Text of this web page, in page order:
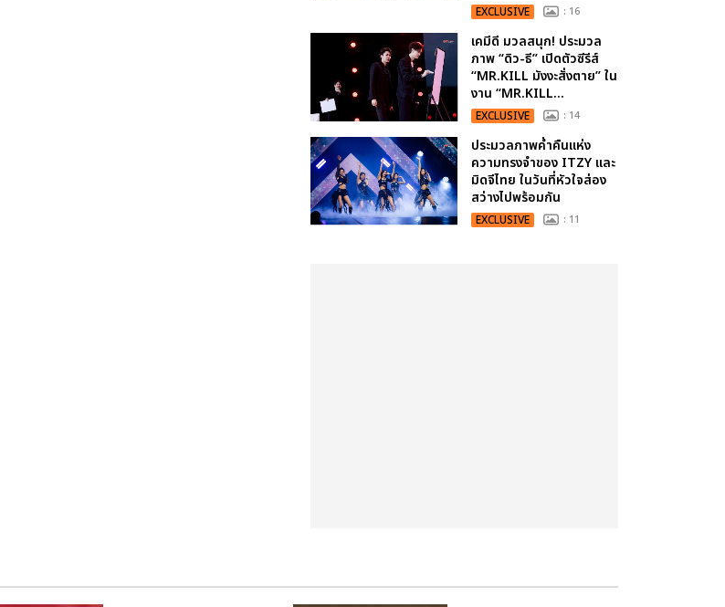
EXCLUSIVE : 16
เคมีดี มวลสนุก! ประมวล
ภาพ “ดิว-ธี” เปิดตัวซีรีส์
“MR.KILL มังงะสั่งตาย” ใน
งาน “MR.KILL...
EXCLUSIVE : 14
ประมวลภาพค่ำคืนแห่ง
ความทรงจำของ ITZY และ
มิดจีไทย ในวันที่หัวใจส่อง
สว่างไปพร้อมกัน
EXCLUSIVE : 11